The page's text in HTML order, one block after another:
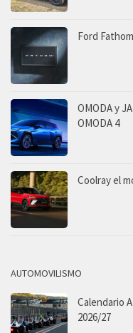
Ford
OMODA y
OMODA 4
Coolray el
AUTOMOVILISMO
Calendario
2026/27